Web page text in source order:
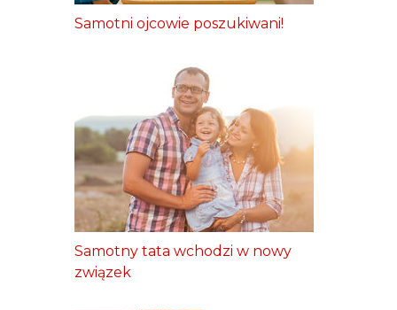
Samotni ojcowie poszukiwani!
Samotny tata wchodzi w nowy
związek